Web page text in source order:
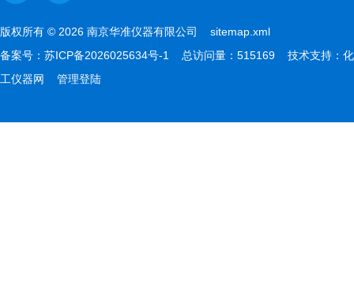
版权所有 © 2026 南京华准仪器有限公司 sitemap.xml
备案号： 苏ICP备2026025634号-1 总访问量：515169 技术支持： 化
工仪器网
管理登陆